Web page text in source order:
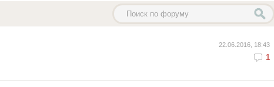
22.06.2016, 18:43
1